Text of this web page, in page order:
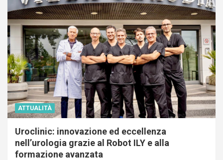
ATTUALITÀ
Uroclinic: innovazione ed eccellenza
nell’urologia grazie al Robot ILY e alla
formazione avanzata